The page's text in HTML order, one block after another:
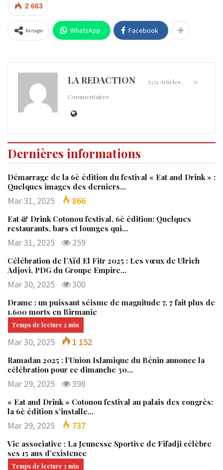
2 663
Partager WhatsApp Facebook
LA REDACTION 5321 Articles
0
Commentaires
Dernières informations
Démarrage de la 6è édition du festival « Eat and Drink » :
Quelques images des derniers…
Mar 31, 2025 866
Eat & Drink Cotonou festival, 6è édition: Quelques
restaurants, bars et lounges qui…
Mar 31, 2025 259
Célébration de l’Aïd El Fitr 2025 : Les vœux de Ulrich
Adjovi, PDG du Groupe Empire…
Mar 30, 2025 300
Drame : un puissant séisme de magnitude 7, 7 fait plus de
1.600 morts en Birmanie
Mar 30, 2025 1 152
Ramadan 2025 : l’Union Islamique du Bénin annonce la
célébration pour ce dimanche 30…
Mar 29, 2025 398
« Eat and Drink » Cotonou festival au palais des congrès:
la 6è édition s’installe…
Mar 29, 2025 737
Vie associative : La Jeunesse Sportive de Fifadji célèbre
ses 15 ans d’existence